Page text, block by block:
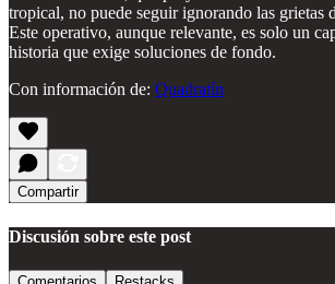
tropical, no puede seguir ignorando las grietas
Este operativo, aunque relevante, es solo un
historia que exige soluciones de fondo.
Con información de: Quadratín
Compartir
Discusión sobre este post